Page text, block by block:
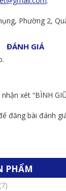
Phường 2,
ĐÁNH GIÁ
xét “BÌNH
đăng bài đánh
PHẨM
(7)